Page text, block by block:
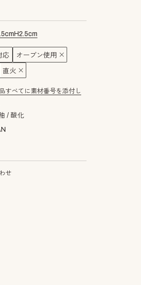
cm H2.5cm
応 オーブン使用
直火
すべてに素材番号を添付し
酸化
せ